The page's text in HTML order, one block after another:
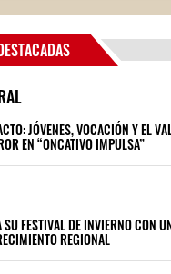
JÓVENES, VOCACIÓN Y EL
EN “ONCATIVO IMPULSA”
FESTIVAL DE INVIERNO CON
REGIONAL